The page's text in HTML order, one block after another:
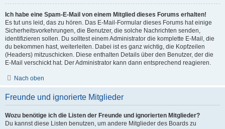
Ich habe eine Spam-E-Mail von einem Mitglied dieses Forums erhalten!
Es tut uns leid, das zu hören. Das E-Mail-Formular dieses Forums hat einige
Sicherheitsvorkehrungen, die Benutzer, die solche Nachrichten senden,
identifizieren sollen. Du solltest einem Administrator die komplette E-Mail, die
du bekommen hast, weiterleiten. Dabei ist es ganz wichtig, die Kopfzeilen
(Headers) mitzuschicken. Diese enthalten Details über den Benutzer, der die
E-Mail verschickt hat. Der Administrator kann dann entsprechend reagieren.
Nach oben
Freunde und ignorierte Mitglieder
Wozu benötige ich die Listen der Freunde und ignorierten Mitglieder?
Du kannst diese Listen benutzen, um andere Mitglieder des Boards zu